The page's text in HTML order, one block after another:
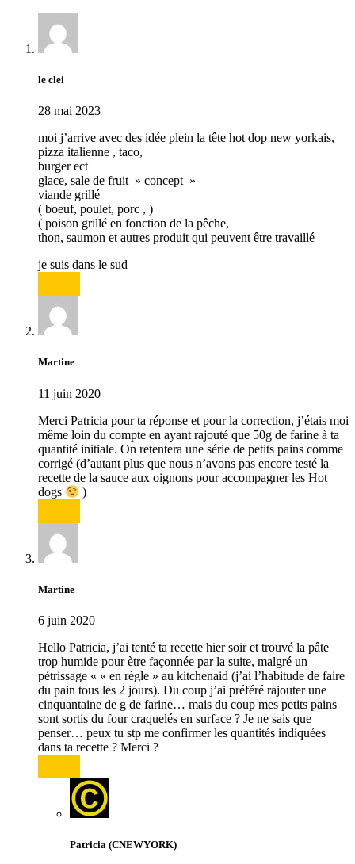
le clei
28 mai 2023
moi j’arrive avec des idée plein la tête hot dop new yorkais,
pizza italienne , taco,
burger ect
glace, sale de fruit » concept »
viande grillé
( boeuf, poulet, porc , )
( poison grillé en fonction de la pêche,
thon, saumon et autres produit qui peuvent être travaillé
je suis dans le sud
Martine
11 juin 2020
Merci Patricia pour ta réponse et pour la correction, j’étais moi
même loin du compte en ayant rajouté que 50g de farine à ta
quantité initiale. On retentera une série de petits pains comme
corrigé (d’autant plus que nous n’avons pas encore testé la
recette de la sauce aux oignons pour accompagner les Hot
dogs
)
Martine
6 juin 2020
Hello Patricia, j’ai tenté ta recette hier soir et trouvé la pâte
trop humide pour ètre façonnée par la suite, malgré un
pétrissage « « en règle » au kitchenaid (j’ai l’habitude de faire
du pain tous les 2 jours). Du coup j’ai préféré rajouter une
cinquantaine de g de farine… mais du coup mes petits pains
sont sortis du four craquelés en surface ? Je ne sais que
penser… peux tu stp me confirmer les quantités indiquées
dans ta recette ? Merci ?
Patricia (CNEWYORK)